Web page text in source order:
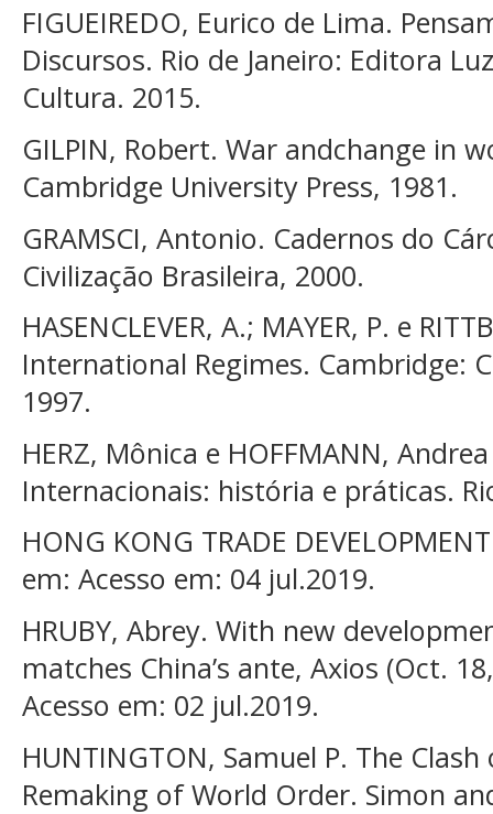
FIGUEIREDO, Eurico de Lima.
Discursos. Rio de Janeiro: Editora
Cultura. 2015.
GILPIN, Robert. War andchange in
Cambridge University Press, 1981.
GRAMSCI, Antonio. Cadernos do
Civilização Brasileira, 2000.
HASENCLEVER, A.; MAYER, P. e
International Regimes. Cambridge:
1997.
HERZ, Mônica e HOFFMANN,
Internacionais: história e práticas.
HONG KONG TRADE
em: Acesso em: 04 jul.2019.
HRUBY, Abrey. With new
matches China’s ante, Axios (Oct.
Acesso em: 02 jul.2019.
HUNTINGTON, Samuel P. The
Remaking of World Order. Simon